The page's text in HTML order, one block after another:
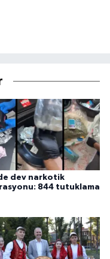
dev narkotik
844 tutuklama